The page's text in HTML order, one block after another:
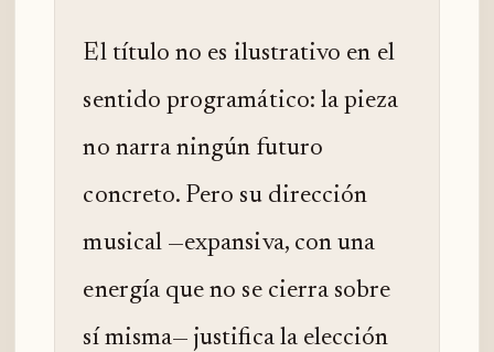
El título no es ilustrativo en el
sentido programático: la pieza
no narra ningún futuro
concreto. Pero su dirección
musical —expansiva, con una
energía que no se cierra sobre
sí misma— justifica la elección